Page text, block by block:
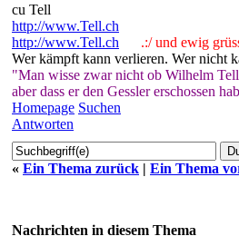
cu Tell
http://www.Tell.ch
http://www.Tell.ch
.:/ und ewig
Wer kämpft kann verlieren. Wer nicht
"Man wisse zwar nicht ob Wilhelm
aber dass er den Gessler erschossen
Homepage Suchen
Antworten
« Ein Thema zurück | Ein Thema
Nachrichten in diesem Thema